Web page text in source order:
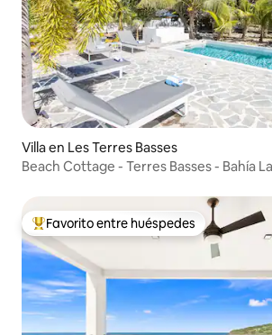
Villa en Les Terres Basses
Beach Cottage - Terres Basses - Bahía
Favorito entre huéspedes preferido
Favorito entre huéspedes